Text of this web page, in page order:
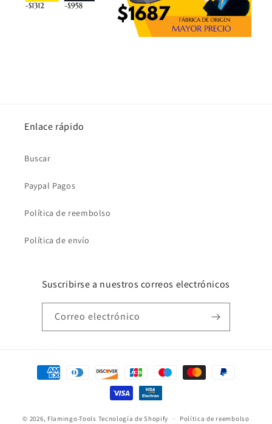
Enlace rápido
Buscar
Paypal Pagos
Política de reembolso
Política de envío
Suscribirse a nuestros correos electrónicos
Correo electrónico
Formas
© 2026, Flamingo-Tools Tecnología de Shopify Política de reembolso